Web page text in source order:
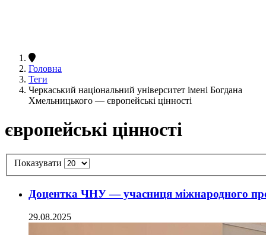
Головна
Теги
Черкаський національний університет імені Богдана
Хмельницького — європейські цінності
європейські цінності
Показувати
Доцентка ЧНУ — учасниця міжнародного
29.08.2025